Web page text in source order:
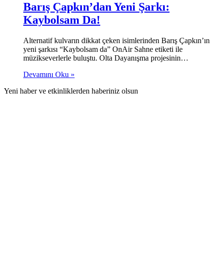
Barış Çapkın’dan Yeni Şarkı:
Kaybolsam Da!
Alternatif kulvarın dikkat çeken isimlerinden Barış Çapkın’ın
yeni şarkısı “Kaybolsam da” OnAir Sahne etiketi ile
müzikseverlerle buluştu. Olta Dayanışma projesinin…
Devamını Oku »
Yeni haber ve etkinliklerden haberiniz olsun